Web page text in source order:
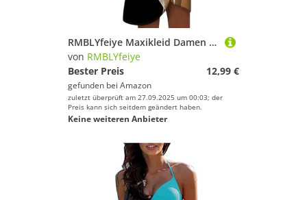
RMBLYfeiye Maxikleid Damen Hemdkleid Vintage Kleider Elegante Für Hochzeit Blusenkleid Lang Hochzeitskleid
von RMBLYfeiye
Bester Preis
12,99 €
gefunden bei Amazon
zuletzt überprüft am 27.09.2025 um 00:03; der
Preis kann sich seitdem geändert haben.
Keine weiteren Anbieter